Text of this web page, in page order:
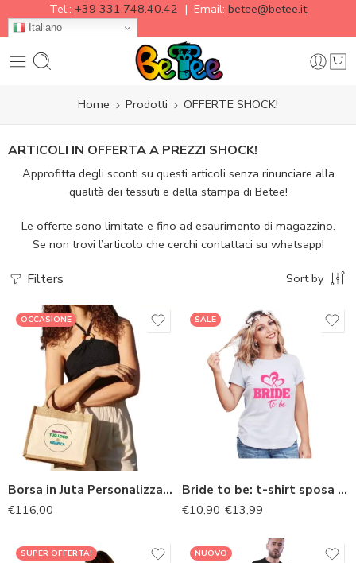
Tel.: +39 331.748.40.42 | Email: betee@betee.it
Italiano
Home Prodotti OFFERTE SHOCK!
ARTICOLI IN OFFERTA A PREZZI SHOCK!
Approfitta degli sconti su questi articoli senza rinunciare alla
qualità dei tessuti e della stampa di Betee!
Le offerte sono limitate e fino ad esaurimento di magazzino.
Se non trovi l’articolo che cerchi contattaci su whatsapp!
Filters Sort by
OCCASIONE
Borsa in Juta Personalizzata con il tuo logo o grafica
€116,00
SALE
Bride to be: t-shirt sposa addio al nubilato
€10,90-€13,99
SUPER OFFERTA!
NUOVO